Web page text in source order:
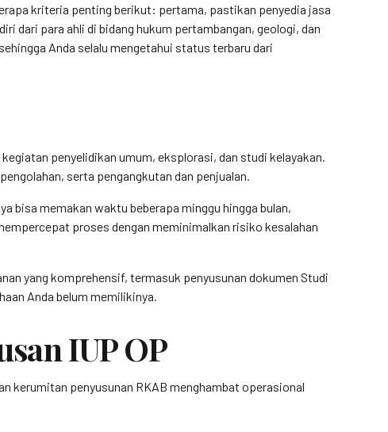
kriteria penting berikut: pertama, pastikan penyedia jasa
dari para ahli di bidang hukum pertambangan, geologi, dan
Anda selalu mengetahui status terbaru dari
penyelidikan umum, eksplorasi, dan studi kelayakan.
serta pengangkutan dan penjualan.
bisa memakan waktu beberapa minggu hingga bulan,
proses dengan meminimalkan risiko kesalahan
yang komprehensif, termasuk penyusunan dokumen Studi
Anda belum memilikinya.
IUP OP
kerumitan penyusunan RKAB menghambat operasional